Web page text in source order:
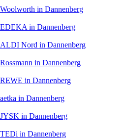
Woolworth in Dannenberg
EDEKA in Dannenberg
ALDI Nord in Dannenberg
Rossmann in Dannenberg
REWE in Dannenberg
aetka in Dannenberg
JYSK in Dannenberg
TEDi in Dannenberg